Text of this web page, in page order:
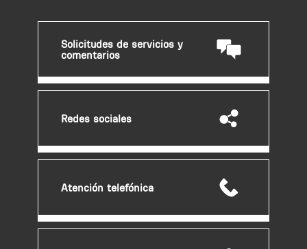
Solicitudes de servicios y
comentarios
Redes sociales
Atención telefónica